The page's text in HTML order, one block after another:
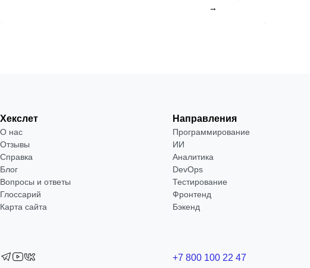
→
Хекслет
О нас
Отзывы
Справка
Блог
Вопросы и ответы
Глоссарий
Карта сайта
Направления
Программирование
ИИ
Аналитика
DevOps
Тестирование
Фронтенд
Бэкенд
+7 800 100 22 47